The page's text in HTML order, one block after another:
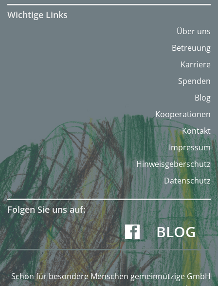
Wichtige Links
Über uns
Betreuung
Karriere
Spenden
Blog
Kooperationen
Kontakt
Impressum
Hinweisgeberschutz
Datenschutz
Folgen Sie uns auf:
BLOG
Schön für besondere Menschen gemeinnützige GmbH